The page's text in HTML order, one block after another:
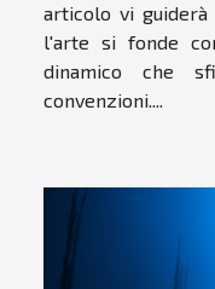
articolo vi guiderà
l'arte si fonde
dinamico che
convenzioni....